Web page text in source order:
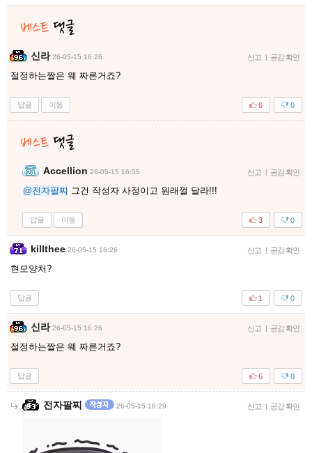
신라 26-05-15 16:26 신고 | 공감 확인
절정하는짤은 웨 짜른거죠?
답글 이동 0
6
Accellion 26-05-15 16:55 신고 | 공감 확인
@전자팔찌 그건 작성자 사정이고 원래껄 달라!!!
답글 이동 0
3
killthee 26-05-15 16:26 신고 | 공감 확인
현모양처?
답글 0
1
신라 26-05-15 16:26 신고 | 공감 확인
절정하는짤은 웨 짜른거죠?
답글 0
6
전자팔찌 26-05-15 16:29 신고 | 공감 확인